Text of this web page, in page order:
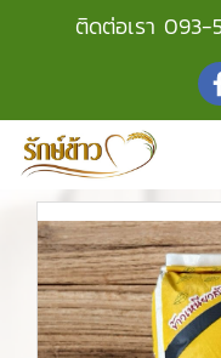
ติดต่อเรา 093-